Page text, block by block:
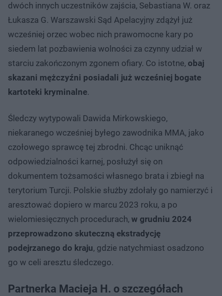
dwóch innych uczestników zajścia, Sebastiana W. oraz
Łukasza G. Warszawski Sąd Apelacyjny zdążył już
wcześniej orzec wobec nich prawomocne kary po
siedem lat pozbawienia wolności za czynny udział w
starciu zakończonym zgonem ofiary. Co istotne, obaj
skazani mężczyźni posiadali już wcześniej bogate
kartoteki kryminalne.
Śledczy wytypowali Dawida Mirkowskiego,
niekaranego wcześniej byłego zawodnika MMA, jako
czołowego sprawcę tej zbrodni. Chcąc uniknąć
odpowiedzialności karnej, posłużył się on
dokumentem tożsamości własnego brata i zbiegł na
terytorium Turcji. Polskie służby zdołały go namierzyć i
aresztować dopiero w marcu 2023 roku, a po
wielomiesięcznych procedurach, w grudniu 2024
przeprowadzono skuteczną ekstradycję
podejrzanego do kraju, gdzie natychmiast osadzono
go w celi aresztu śledczego.
Partnerka Macieja H. o szczegółach